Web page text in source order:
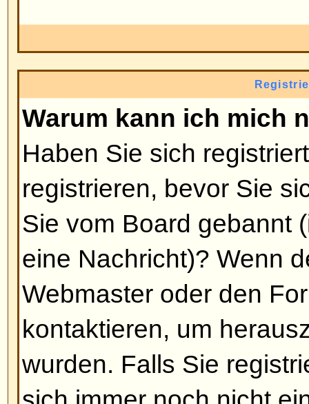
Warum muss ich mich
Es kann auch sein, dass Sie
das ist die Entscheidung des
Fall erhalten Sie nach der
Private Nachrichten, Eintritt in
benötigt nur wenig Zeit, um sich
sollten es also gleich tun.
Nach oben
Warum werde ich
Sollten Sie die Funktion
Einloggen nicht aktiviert haben,
gewisse Zeit eingeloggt.
Ihres Accounts verhindert. Um